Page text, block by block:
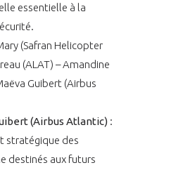
essentielle à la
(Safran Helicopter
(ALAT) – Amandine
Guibert (Airbus
(Airbus Atlantic):
stratégique des
destinés aux futurs